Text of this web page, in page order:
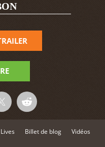
Lives Billet de blog Vidéos